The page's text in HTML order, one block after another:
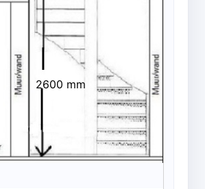
2600 mm